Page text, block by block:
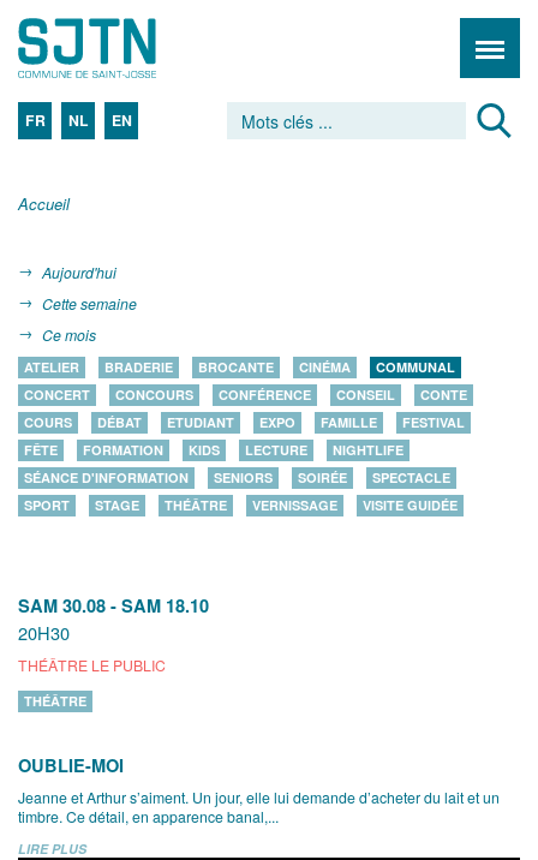
FR NL EN
Accueil
Aujourd'hui
Cette semaine
Ce mois
ATELIER BRADERIE BROCANTE CINÉMA
COMMUNAL
CONCERT
CONCOURS CONFÉRENCE CONSEIL
CONTE
COURS
DÉBAT ETUDIANT EXPO FAMILLE
FESTIVAL
FÊTE
FORMATION KIDS LECTURE
NIGHTLIFE
SÉANCE D'INFORMATION
SENIORS SOIRÉE
SPECTACLE
SPORT
STAGE THÉÂTRE VERNISSAGE VISITE GUIDÉE
SAM 30.08 - SAM 18.10
20H30
THÉÂTRE LE PUBLIC
THÉÂTRE
OUBLIE-MOI
Jeanne et Arthur s’aiment. Un jour, elle lui demande d’acheter du lait et un
timbre. Ce détail, en apparence banal,...
LIRE PLUS